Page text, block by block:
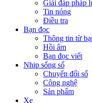
Giải đáp pháp
Tin nóng
Điều tra
Bạn đọc
Thông tin từ
Hồi âm
Bạn đọc viết
Nhịp sống số
Chuyển đổi số
Công nghệ
Sản phẩm
Xe